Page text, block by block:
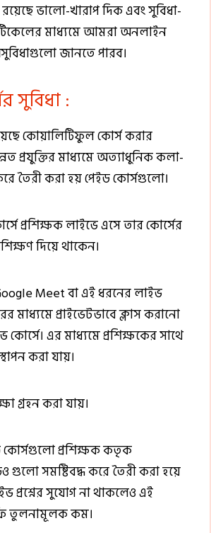
ভালো-খারাপ দিক এবং সুবিধা-
মাধ্যমে আমরা অনলাইন
জানতে পারব।
সুবিধা :
কোয়ালিটিফুল কোর্স করার
প্রযুক্তির মাধ্যমে অত্যাধুনিক কলা-
তৈরী করা হয় পেইড কোর্সগুলো।
প্রশিক্ষক লাইভে এসে তার কোর্সের
দিয়ে থাকেন।
Meet বা এই ধরনের লাইভ
মাধ্যমে প্রাইভেটভাবে ক্লাস করানো
এর মাধ্যমে প্রশিক্ষকের সাথে
করা যায়।
গ্রহন করা যায়।
কোর্সগুলো প্রশিক্ষক কতৃক
গুলো সমষ্টিবদ্ধ করে তৈরী করা হয়ে
প্রশ্নের সুযোগ না থাকলেও এই
তুলনামূলক কম।